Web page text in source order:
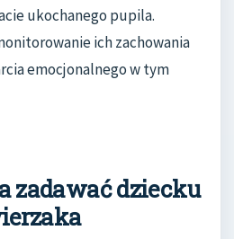
ukochanego pupila.
ich zachowania
emocjonalnego w tym
zadawać dziecku